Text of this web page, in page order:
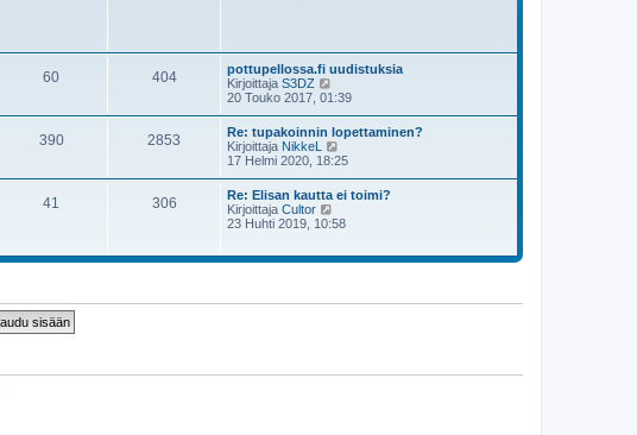
s
tu
s
i
n
v
i
s
t
i
60 404
pottupellossa.fi uudistuksia
Kirjoittaja S3DZ
ä
t
ä
u
u
s
i
v
e
s
20 Touko 2017, 01:39
390 2853
Re: tupakoinnin lopettaminen?
Kirjoittaja NikkeL
ä
ä
u
u
i
i
17 Helmi 2020, 18:25
41 306
Re: Elisan kautta ei toimi?
Kirjoittaja Cultor
ä
ä
s
e
23 Huhti 2019, 10:58